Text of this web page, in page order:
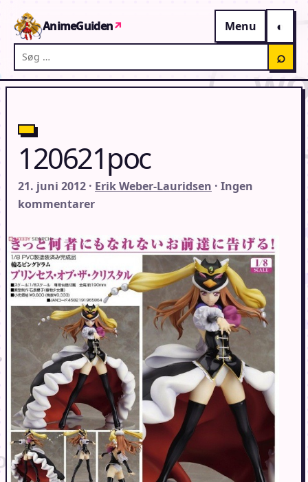
AnimeGuiden↗
Menu
Søg på AnimeGuiden
⌕
120621poc
21. juni 2012 · Erik Weber-Lauridsen · Ingen
kommentarer